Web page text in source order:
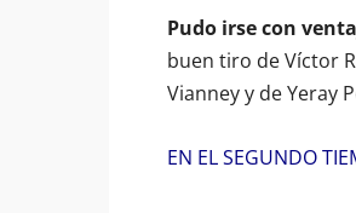
Pudo irse con
buen tiro de Víctor
Vianney y de Yeray
EN EL SEGUNDO